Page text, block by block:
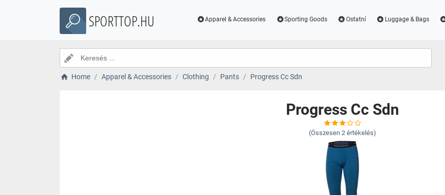
SPORTTOP.HU Apparel & Accessories Sporting Goods Ostatní Luggage & Bags
Home Apparel & Accessories Clothing Pants Progress Cc Sdn
Progress Cc Sdn
(Összesen 2 értékelés)